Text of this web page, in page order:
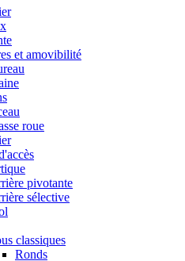
et amovibilité
roue
pivotante
sélective
classiques
Ronds